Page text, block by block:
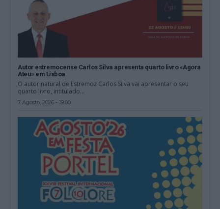
Autor estremocense Carlos Silva apresenta quarto livro «Agora
Ateu» em Lisboa
O autor natural de Estremoz Carlos Silva vai apresentar o seu
quarto livro, intitulado...
7 Agosto, 2026 - 19:00